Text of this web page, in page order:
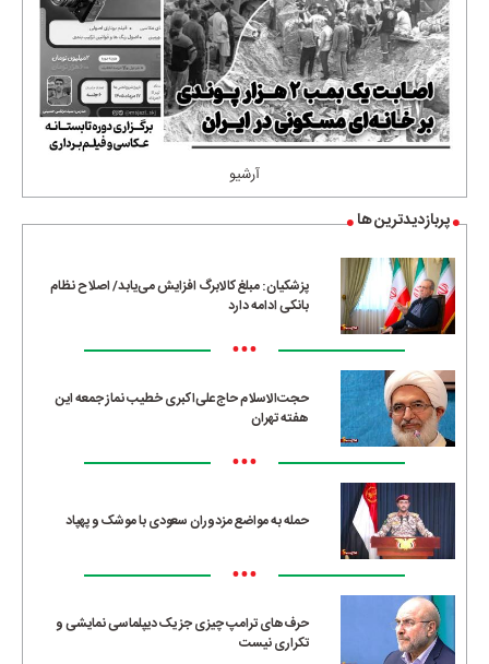
آرشیو
پربازدیدترین ها
پزشکیان: مبلغ کالابرگ افزایش می‌یابد/ اصلاح نظام
بانکی ادامه دارد
•••
حجت‌الاسلام حاج‌علی‌اکبری خطیب نماز جمعه این
هفته تهران
•••
حمله به مواضع مزدوران سعودی با موشک و پهپاد
•••
حرف‌های ترامپ چیزی جز یک دیپلماسی نمایشی و
تکراری نیست